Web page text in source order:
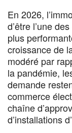
En 2026,
d’être l’une
plus
croissance de
modéré par
la pandémie,
demande
commerce
chaîne
d’installations